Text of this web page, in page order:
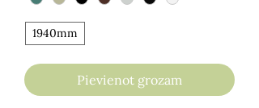
1940mm
Pievienot grozam